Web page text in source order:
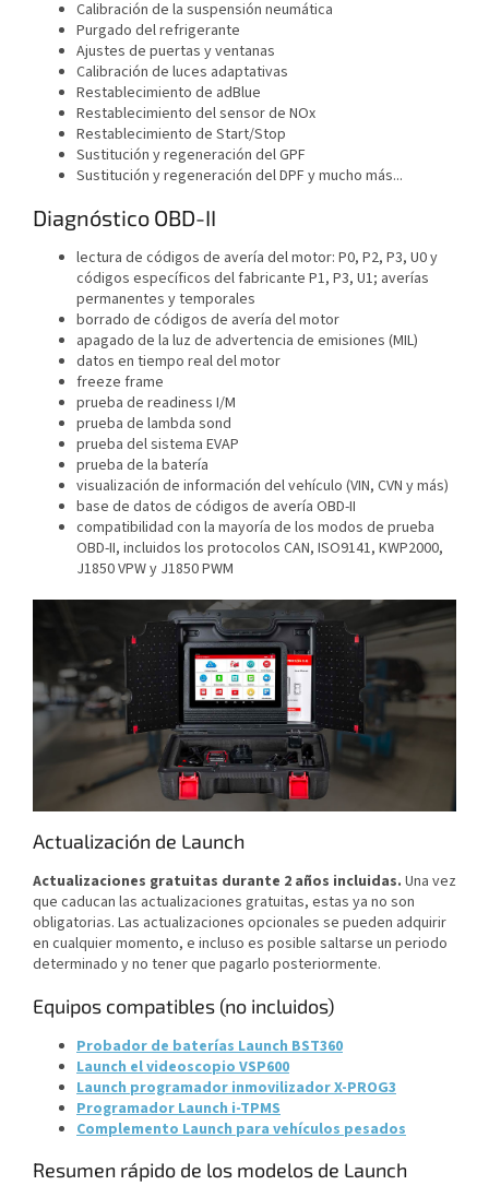
Calibración de la suspensión neumática
Purgado del refrigerante
Ajustes de puertas y ventanas
Calibración de luces adaptativas
Restablecimiento de adBlue
Restablecimiento del sensor de NOx
Restablecimiento de Start/Stop
Sustitución y regeneración del GPF
Sustitución y regeneración del DPF y mucho más...
Diagnóstico OBD-II
lectura de códigos de avería del motor: P0, P2, P3, U0 y
códigos específicos del fabricante P1, P3, U1; averías
permanentes y temporales
borrado de códigos de avería del motor
apagado de la luz de advertencia de emisiones (MIL)
datos en tiempo real del motor
freeze frame
prueba de readiness I/M
prueba de lambda sond
prueba del sistema EVAP
prueba de la batería
visualización de información del vehículo (VIN, CVN y más)
base de datos de códigos de avería OBD-II
compatibilidad con la mayoría de los modos de prueba
OBD-II, incluidos los protocolos CAN, ISO9141, KWP2000,
J1850 VPW y J1850 PWM
Actualización de Launch
Actualizaciones gratuitas durante 2 años incluidas. Una vez
que caducan las actualizaciones gratuitas, estas ya no son
obligatorias. Las actualizaciones opcionales se pueden adquirir
en cualquier momento, e incluso es posible saltarse un periodo
determinado y no tener que pagarlo posteriormente.
Equipos compatibles (no incluidos)
Probador de baterías Launch BST360
Launch el videoscopio VSP600
Launch programador inmovilizador X-PROG3
Programador Launch i-TPMS
Complemento Launch para vehículos pesados
Resumen rápido de los modelos de Launch